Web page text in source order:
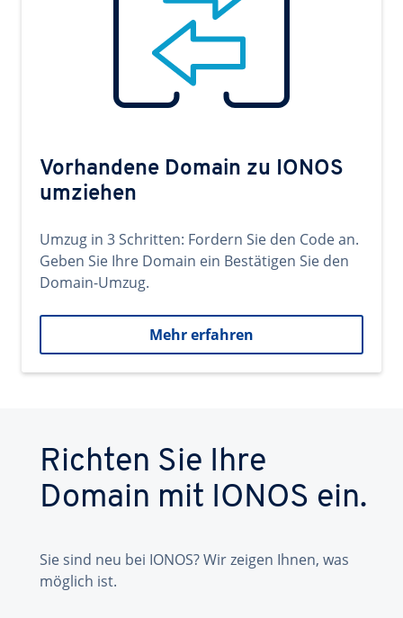
Vorhandene Domain zu IONOS
umziehen
Umzug in 3 Schritten: Fordern Sie den Code an.
Geben Sie Ihre Domain ein Bestätigen Sie den
Domain-Umzug.
Mehr erfahren
Richten Sie Ihre
Domain mit IONOS ein.
Sie sind neu bei IONOS? Wir zeigen Ihnen, was
möglich ist.